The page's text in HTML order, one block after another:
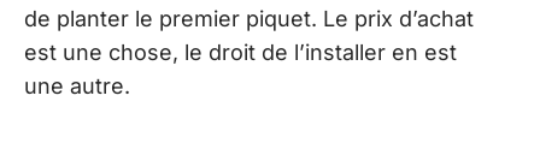
de planter le premier piquet. Le prix d’achat
est une chose, le droit de l’installer en est
une autre.